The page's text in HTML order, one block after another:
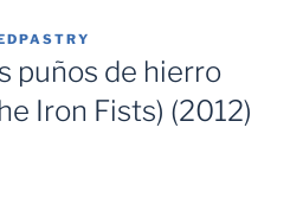
puños de hierro
Iron Fists) (2012)